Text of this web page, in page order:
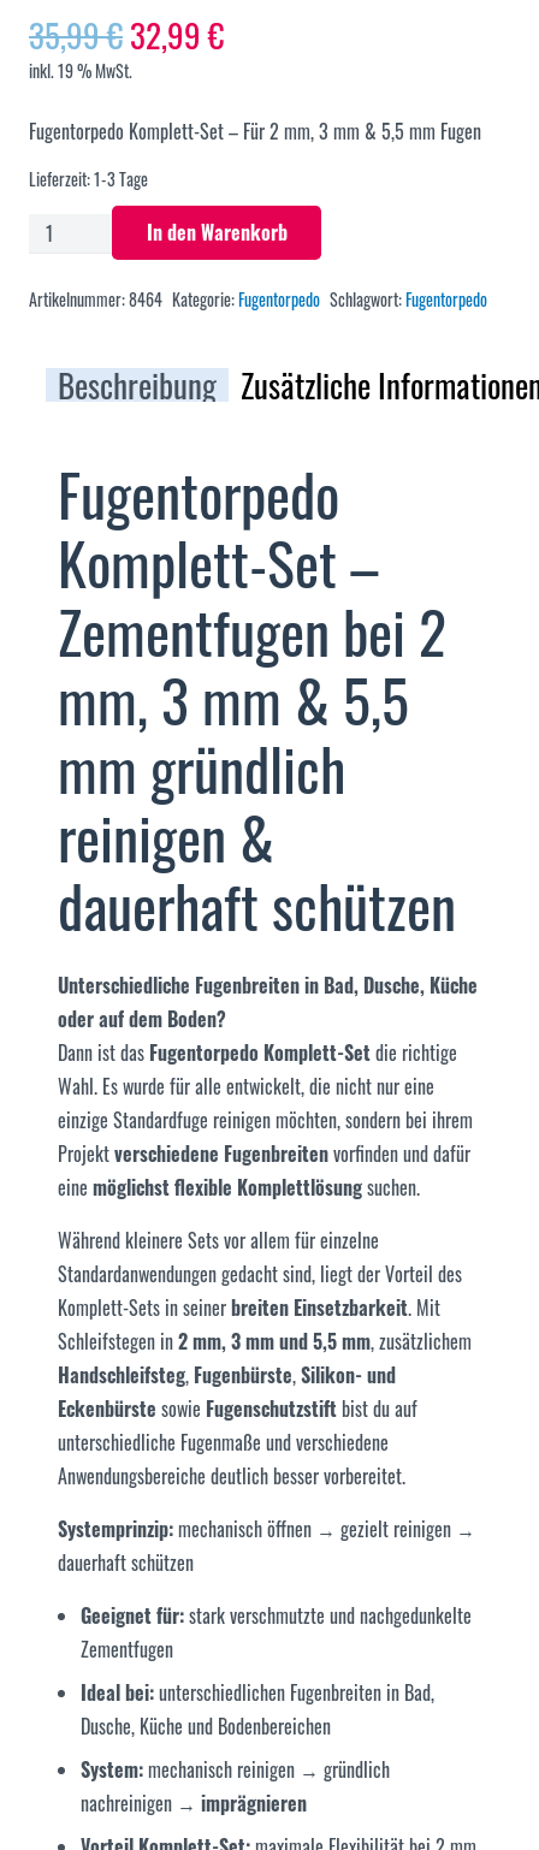
35,99€Ursprünglicher
Preis
35,99 €
32,99€Aktueller
32,99 €.
inkl. 19 % MwSt.
Fugentorpedo Komplett-Set – Für 2 mm, 3 mm & 5,5 mm Fugen
Lieferzeit:1-3 Tage
Fugentorpedo
Set
Zementfugen
bei
reinigen
dauerhaft
schützen
Menge
In den Warenkorb
Artikelnummer:8464 Kategorie:Fugentorpedo Schlagwort:Fugentorpedo
Beschreibung Zusätzliche
Fugentorpedo
Komplett-Set –
Zementfugen bei 2
mm, 3 mm & 5,5
mm gründlich
reinigen &
dauerhaft schützen
Unterschiedliche Fugenbreiten in Bad, Dusche, Küche
oder auf dem Boden?
Dann ist das Fugentorpedo Komplett-Setdie richtige
Wahl. Es wurde für alle entwickelt, die nicht nur eine
einzige Standardfuge reinigen möchten, sondern bei ihrem
Projektverschiedene Fugenbreitenvorfinden und dafür
eine möglichst flexible Komplettlösungsuchen.
Während kleinere Sets vor allem für einzelne
Standardanwendungen gedacht sind, liegt der Vorteil des
Komplett-Sets in seinerbreiten Einsetzbarkeit. Mit
Schleifstegen in2 mm, 3 mm und 5,5 mm, zusätzlichem
Handschleifsteg, Fugenbürste,Silikon- und
Eckenbürste sowie Fugenschutzstift bist du auf
unterschiedliche Fugenmaße und verschiedene
Anwendungsbereiche deutlich besser vorbereitet.
Systemprinzip:mechanisch öffnen → gezielt reinigen →
dauerhaft schützen
Geeignet für:stark verschmutzte und nachgedunkelte
Zementfugen
Ideal bei:unterschiedlichen Fugenbreiten in Bad,
Dusche, Küche und Bodenbereichen
System:mechanisch reinigen → gründlich
nachreinigen →imprägnieren